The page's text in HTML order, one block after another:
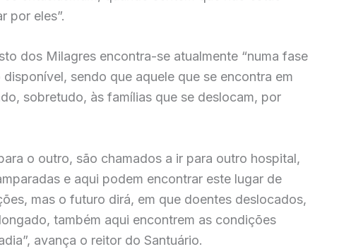
por eles”.
dos Milagres encontra-se atualmente “numa fase
sendo que aquele que se encontra em
sobretudo, às famílias que se deslocam, por
o outro, são chamados a ir para outro hospital,
e aqui podem encontrar este lugar de
mas o futuro dirá, em que doentes deslocados,
também aqui encontrem as condições
avança o reitor do Santuário.